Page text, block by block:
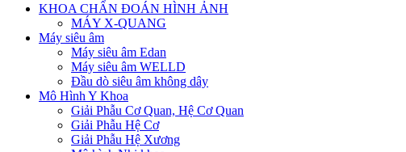
KHOA CHẨN ĐOÁN HÌNH ẢNH
MÁY X-QUANG
Máy siêu âm
Máy siêu âm Edan
Máy siêu âm WELLD
Đầu dò siêu âm không dây
Mô Hình Y Khoa
Giải Phẫu Cơ Quan, Hệ Cơ Quan
Giải Phẫu Hệ Cơ
Giải Phẫu Hệ Xương